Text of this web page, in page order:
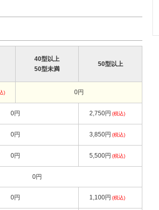
40型以上
50型未満
50型以上
) 0円
0円 2,750円 (税込)
0円 3,850円 (税込)
0円 5,500円 (税込)
0円
0円 1,100円 (税込)